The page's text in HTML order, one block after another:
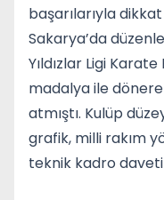
başarılarıyla
Sakarya’da
Yıldızlar Ligi Karate
madalya ile
atmıştı. Kulüp
grafik, milli rakım
teknik kadro